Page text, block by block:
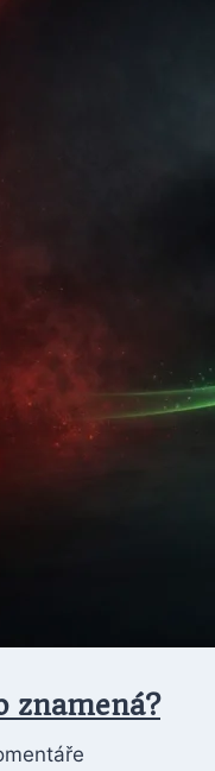
znamená?